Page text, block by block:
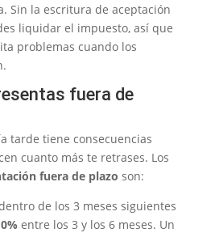
Sin la escritura de aceptación
liquidar el impuesto, así que
problemas cuando los
fuera de
tarde tiene consecuencias
cuanto más te retrases. Los
fuera de plazo son:
de los 3 meses siguientes
entre los 3 y los 6 meses. Un